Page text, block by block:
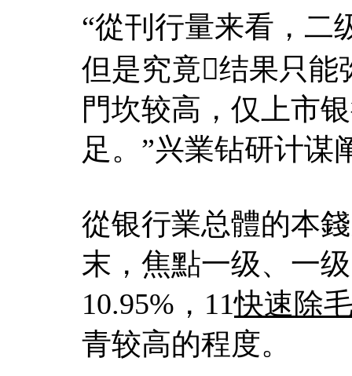
“從刊行量来看，二
但是究竟结果只能
門坎较高，仅上市
足。”兴業钻研计谋
從银行業总體的本
末，焦點一级、一
10.95%，11快速除
青较高的程度。